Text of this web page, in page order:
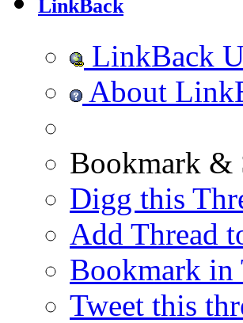
LinkBack
LinkBack
About
Bookmark &
Digg this
Add Thread
Bookmark in
Tweet this